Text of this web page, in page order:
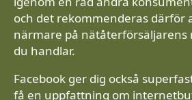
och det rekommenderas därför
närmare på nätåterförsäljarens
du handlar.
Facebook ger dig också
få en uppfattning om